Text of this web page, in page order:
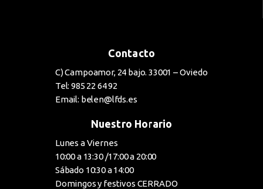
Contacto
C) Campoamor, 24 bajo. 33001 – Oviedo
Tel: 985 22 64 92
Email: belen@lfds.es
Nuestro Horario
Lunes a Viernes
10:00 a 13:30 /17:00 a 20:00
Sábado 10:30 a 14:00
Domingos y festivos CERRADO